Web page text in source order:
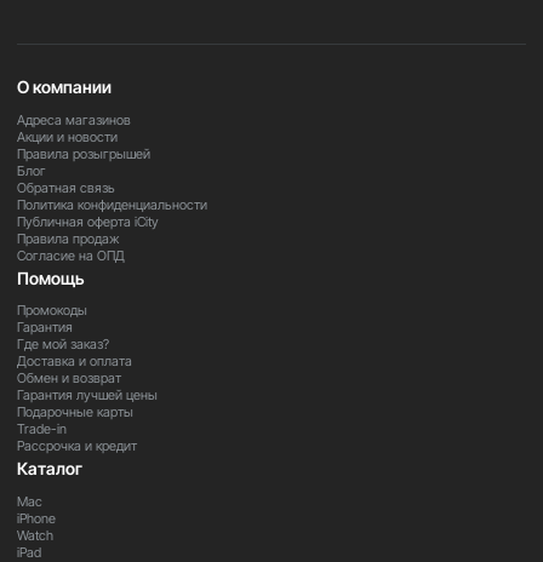
О компании
Адреса магазинов
Акции и новости
Правила розыгрышей
Блог
Обратная связь
Политика конфиденциальности
Публичная оферта iCity
Правила продаж
Согласие на ОПД
Помощь
Промокоды
Гарантия
Где мой заказ?
Доставка и оплата
Обмен и возврат
Гарантия лучшей цены
Подарочные карты
Trade-in
Рассрочка и кредит
Каталог
Mac
iPhone
Watch
iPad